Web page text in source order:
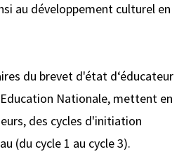
au développement culturel en
du brevet d'état d‘éducateur
Nationale, mettent en
des cycles d'initiation
(du cycle 1 au cycle 3).